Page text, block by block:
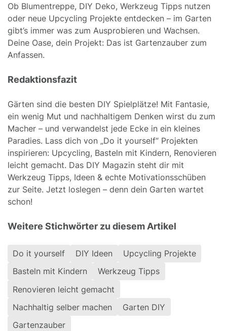
Ob Blumentreppe, DIY Deko, Werkzeug Tipps nutzen
oder neue Upcycling Projekte entdecken – im Garten
gibt’s immer was zum Ausprobieren und Wachsen.
Deine Oase, dein Projekt: Das ist Gartenzauber zum
Anfassen.
Redaktionsfazit
Gärten sind die besten DIY Spielplätze! Mit Fantasie,
ein wenig Mut und nachhaltigem Denken wirst du zum
Macher – und verwandelst jede Ecke in ein kleines
Paradies. Lass dich von „Do it yourself“ Projekten
inspirieren: Upcycling, Basteln mit Kindern, Renovieren
leicht gemacht. Das DIY Magazin steht dir mit
Werkzeug Tipps, Ideen & echte Motivationsschüben
zur Seite. Jetzt loslegen – denn dein Garten wartet
schon!
Weitere Stichwörter zu diesem Artikel
Do it yourself DIY Ideen
Upcycling Projekte
Basteln mit Kindern
Werkzeug Tipps
Renovieren leicht gemacht
Nachhaltig selber machen
Garten DIY
Gartenzauber